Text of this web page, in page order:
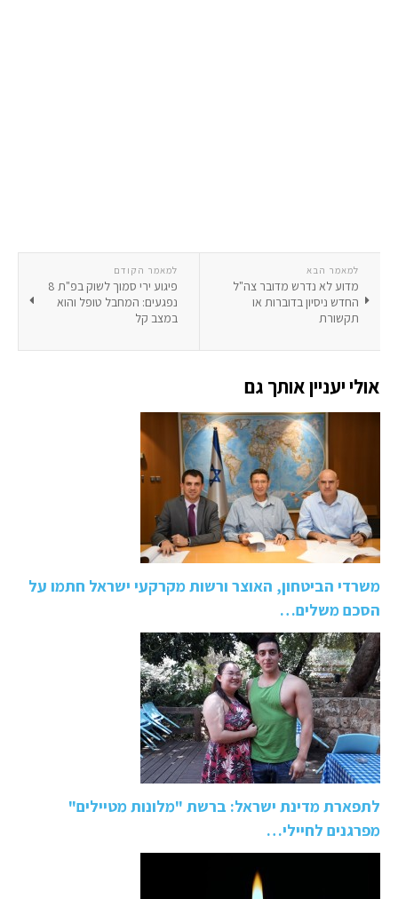
למאמר הקודם
פיגוע ירי סמוך לשוק בפ"ת 8
נפגעים: המחבל טופל והוא
במצב קל
למאמר הבא
מדוע לא נדרש מדובר צה"ל
החדש ניסיון בדוברות או
תקשורת
אולי יעניין אותך גם
משרדי הביטחון, האוצר ורשות מקרקעי ישראל חתמו על
הסכם משלים…
לתפארת מדינת ישראל: ברשת "מלונות מטיילים"
מפרגנים לחיילי…